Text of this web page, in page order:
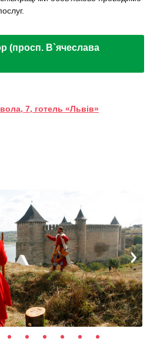
(просп. В`ячеслава
7, готель «Львів»